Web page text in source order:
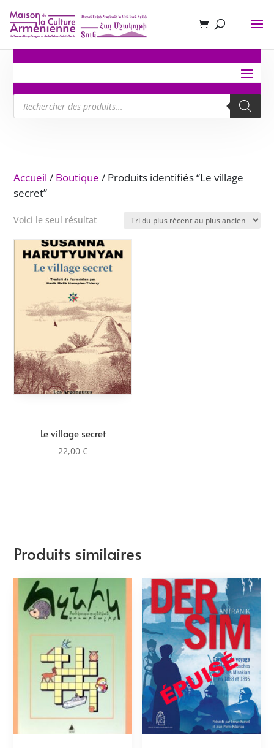
Recherche
de
produits
Accueil / Boutique / Produits identifiés “Le village
secret”
Voici le seul résultat
Le village secret
22,00€
Produits similaires